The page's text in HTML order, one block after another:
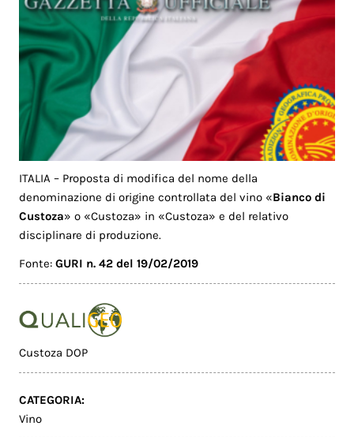
ITALIA – Proposta di modifica del nome della
denominazione di origine controllata del vino «Bianco di
Custoza» o «Custoza» in «Custoza» e del relativo
disciplinare di produzione.
Fonte:GURI n. 42 del 19/02/2019
Custoza DOP
CATEGORIA:
Vino